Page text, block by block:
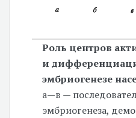
Роль центров
и
эмбриогенезе
а—в —
эмбриогенеза,